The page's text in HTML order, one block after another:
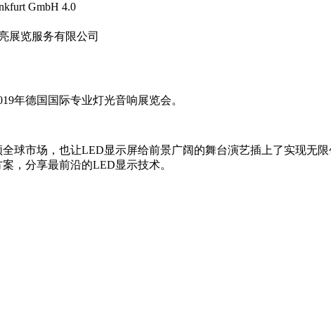
GmbH 4.0
展览服务有限公司
年德国国际专业灯光音响展览会。
球市场，也让LED显示屏给前景广阔的舞台演艺插上了实现无
，分享最前沿的LED显示技术。